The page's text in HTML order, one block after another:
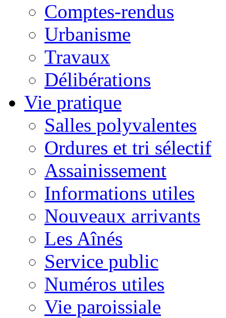
Comptes-rendus
Urbanisme
Travaux
Délibérations
Vie pratique
Salles polyvalentes
Ordures et tri sélectif
Assainissement
Informations utiles
Nouveaux arrivants
Les Aînés
Service public
Numéros utiles
Vie paroissiale